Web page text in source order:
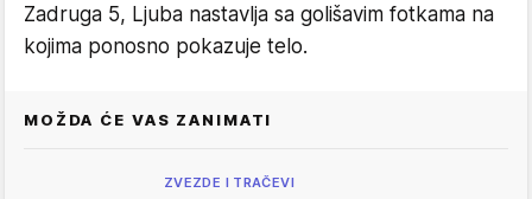
Zadruga 5, Ljuba nastavlja sa golišavim fotkama na
kojima ponosno pokazuje telo.
MOŽDA ĆE VAS ZANIMATI
ZVEZDE I TRAČEVI